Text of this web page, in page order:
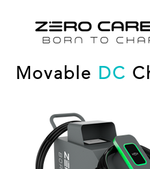
Movable DC